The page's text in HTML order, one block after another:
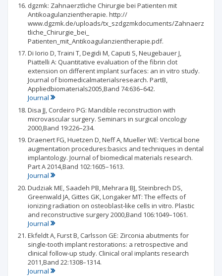
dgzmk: Zahnaerztliche Chirurgie bei Patienten mit
Antikoagulanzientherapie. http://
www.dgzmk.de/uploads/tx_szdgzmkdocuments/Zahnaerz
tliche_Chirurgie_bei_
Patienten_mit_Antikoagulanzientherapie.pdf.
Di Iorio D, Traini T, Degidi M, Caputi S, Neugebauer J,
Piattelli A: Quantitative evaluation of the fibrin clot
extension on different implant surfaces: an in vitro study.
Journal of biomedicalmaterialsresearch. PartB,
Appliedbiomaterials2005,Band 74:636–642.
Journal
Disa JJ, Cordeiro PG: Mandible reconstruction with
microvascular surgery. Seminars in surgical oncology
2000,Band 19:226–234.
Draenert FG, Huetzen D, Neff A, Mueller WE: Vertical bone
augmentation procedures:basics and techniques in dental
implantology. Journal of biomedical materials research.
Part A 2014,Band 102:1605–1613.
Journal
Dudziak ME, Saadeh PB, Mehrara BJ, Steinbrech DS,
Greenwald JA, Gittes GK, Longaker MT: The effects of
ionizing radiation on osteoblast-like cells in vitro. Plastic
and reconstructive surgery 2000,Band 106:1049–1061.
Journal
Ekfeldt A, Furst B, Carlsson GE: Zirconia abutments for
single-tooth implant restorations: a retrospective and
clinical follow-up study. Clinical oral implants research
2011,Band 22:1308–1314.
Journal